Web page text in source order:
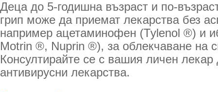
Деца до 5-годишна възраст и по-
грип може да приемат лекарства без
например ацетаминофен (Tylenol ®) и
Motrin ®, Nuprin ®), за облекчаване на
Консултирайте се с вашия личен
антивирусни лекарства.